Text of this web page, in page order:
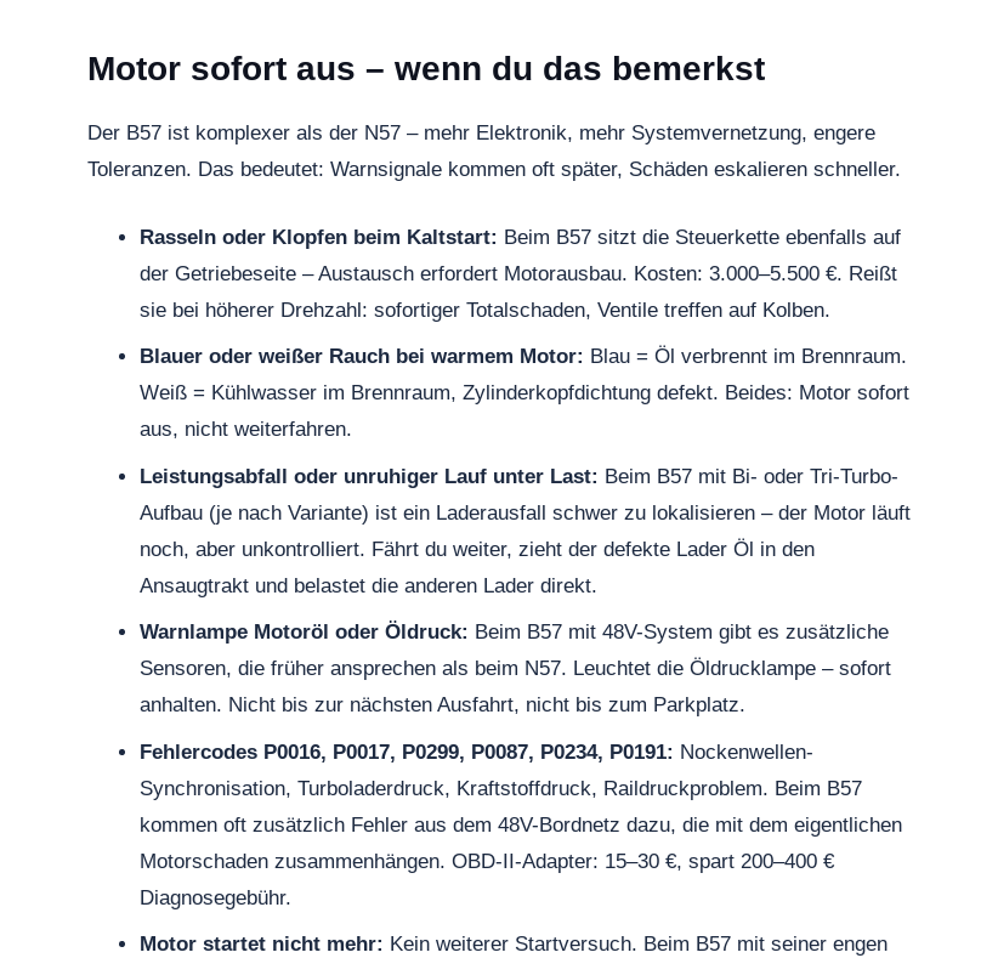
Motor sofort aus – wenn du das bemerkst
Der B57 ist komplexer als der N57 – mehr Elektronik, mehr Systemvernetzung, engere
Toleranzen. Das bedeutet: Warnsignale kommen oft später, Schäden eskalieren schneller.
Rasseln oder Klopfen beim Kaltstart: Beim B57 sitzt die Steuerkette ebenfalls auf
der Getriebeseite – Austausch erfordert Motorausbau. Kosten: 3.000–5.500 €. Reißt
sie bei höherer Drehzahl: sofortiger Totalschaden, Ventile treffen auf Kolben.
Blauer oder weißer Rauch bei warmem Motor: Blau = Öl verbrennt im Brennraum.
Weiß = Kühlwasser im Brennraum, Zylinderkopfdichtung defekt. Beides: Motor sofort
aus, nicht weiterfahren.
Leistungsabfall oder unruhiger Lauf unter Last: Beim B57 mit Bi- oder Tri-Turbo-
Aufbau (je nach Variante) ist ein Laderausfall schwer zu lokalisieren – der Motor läuft
noch, aber unkontrolliert. Fährt du weiter, zieht der defekte Lader Öl in den
Ansaugtrakt und belastet die anderen Lader direkt.
Warnlampe Motoröl oder Öldruck: Beim B57 mit 48V-System gibt es zusätzliche
Sensoren, die früher ansprechen als beim N57. Leuchtet die Öldrucklampe – sofort
anhalten. Nicht bis zur nächsten Ausfahrt, nicht bis zum Parkplatz.
Fehlercodes P0016, P0017, P0299, P0087, P0234, P0191: Nockenwellen-
Synchronisation, Turboladerdruck, Kraftstoffdruck, Raildruckproblem. Beim B57
kommen oft zusätzlich Fehler aus dem 48V-Bordnetz dazu, die mit dem eigentlichen
Motorschaden zusammenhängen. OBD-II-Adapter: 15–30 €, spart 200–400 €
Diagnosegebühr.
Motor startet nicht mehr: Kein weiterer Startversuch. Beim B57 mit seiner engen